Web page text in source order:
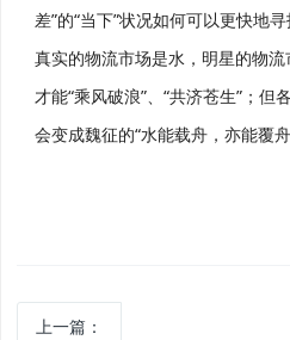
差”的“当下”状况如何可以更快地
真实的物流市场是水，明星的物流
才能“乘风破浪”、“共济苍生”；
会变成魏征的“水能载舟，亦能覆舟
上一篇：